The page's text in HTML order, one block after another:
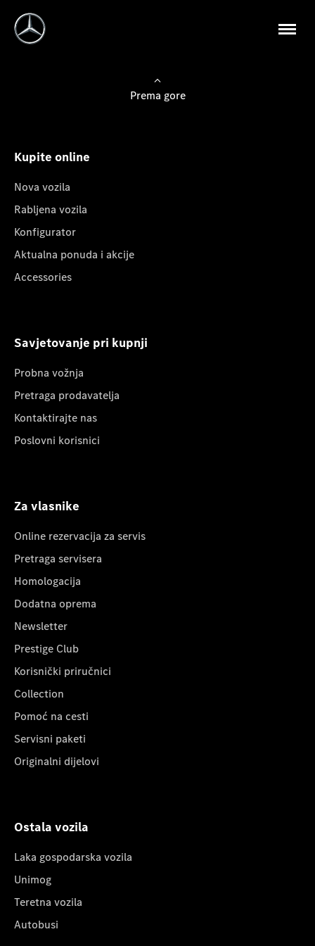
Prema gore
Kupite online
Nova vozila
Rabljena vozila
Konfigurator
Aktualna ponuda i akcije
Accessories
Savjetovanje pri kupnji
Probna vožnja
Pretraga prodavatelja
Kontaktirajte nas
Poslovni korisnici
Za vlasnike
Online rezervacija za servis
Pretraga servisera
Homologacija
Dodatna oprema
Newsletter
Prestige Club
Korisnički priručnici
Collection
Pomoć na cesti
Servisni paketi
Originalni dijelovi
Ostala vozila
Laka gospodarska vozila
Unimog
Teretna vozila
Autobusi